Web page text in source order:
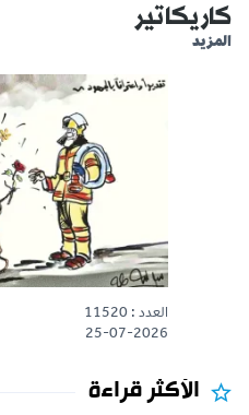
كاريكاتير
المزيد
العدد : 11520
25-07-2026
الأكثر قراءة